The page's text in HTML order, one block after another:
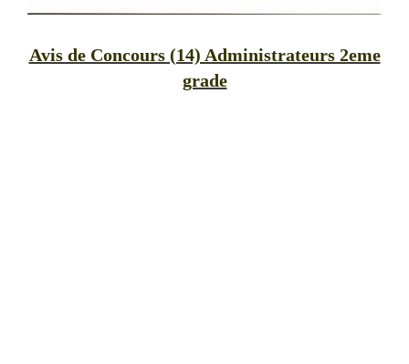
Avis de Concours (14) Administrateurs 2eme
grade